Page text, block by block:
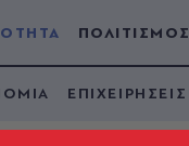
ΠΟΛΙΤΙΣΜΟΣ
ΕΠΙΧΕΙΡΗΣΕΙΣ